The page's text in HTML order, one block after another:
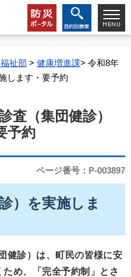
祉部 > 健康増進課> 令和8年
します・要予約
（集団健診）
予約
ページ番号：P-003897
）を実施しま
健診）は、町民の皆様に安
め、
「完全予約制」
とさ